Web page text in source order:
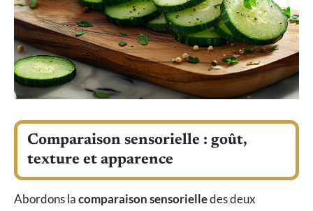
Comparaison sensorielle : goût,
texture et apparence
Abordons lacomparaison sensorielledes deux